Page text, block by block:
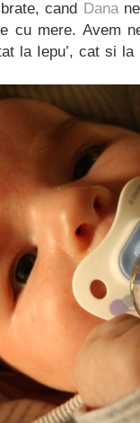
cand Danane
cu mere. Avem
la Iepu’, cat si la